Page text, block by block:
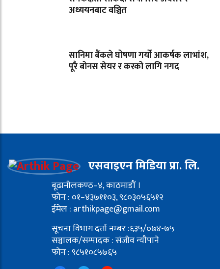
अध्ययनबाट वञ्चित
सानिमा बैंकले घोषणा गर्यो आकर्षक लाभांश,
पूरै बोनस सेयर र करको लागि नगद
एसवाइएन मिडिया प्रा. लि.
बूढानीलकण्ठ–४, काठमाडौं ।
फोन : ०१–४३७११०३, ९८०३०५६५१२
ईमेल : arthikpage@gmail.com
सूचना विभाग दर्ता नम्बर :६३५/०७४-७५
सञ्चालक/सम्पादक : संजीव न्यौपाने
फोन : ९८५१०८५७६५